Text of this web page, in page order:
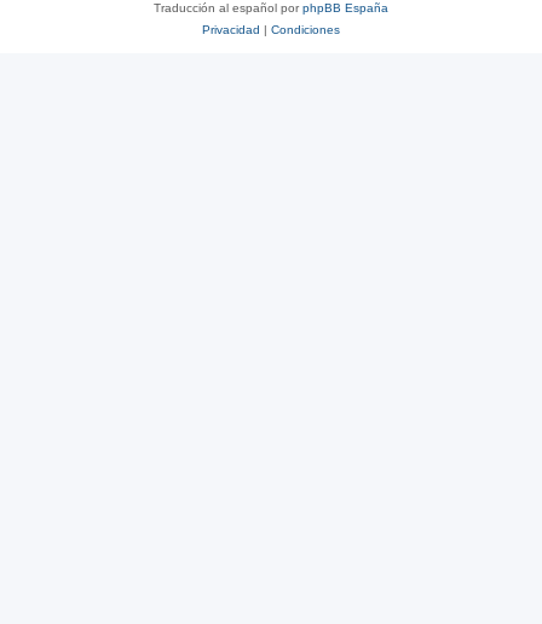
Traducción al español porphpBB España
Privacidad | Condiciones